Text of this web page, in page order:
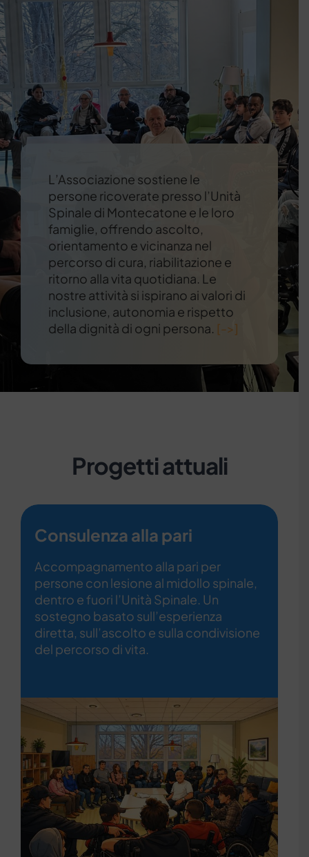
L’Associazione sostiene le
persone ricoverate presso l’Unità
Spinale di Montecatone e le loro
famiglie, offrendo ascolto,
orientamento e vicinanza nel
percorso di cura, riabilitazione e
ritorno alla vita quotidiana. Le
nostre attività si ispirano ai valori di
inclusione, autonomia e rispetto
della dignità di ogni persona. [->]
Progettiattuali
Consulenza alla pari
Accompagnamento alla pari per
persone con lesione al midollo spinale,
dentro e fuori l’Unità Spinale. Un
sostegno basato sull’esperienza
diretta, sull’ascolto e sulla condivisione
del percorso di vita.